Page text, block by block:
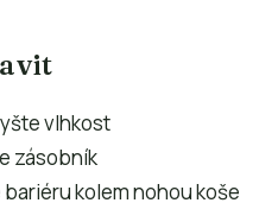
vlhkost
zásobník
kolem nohou koše